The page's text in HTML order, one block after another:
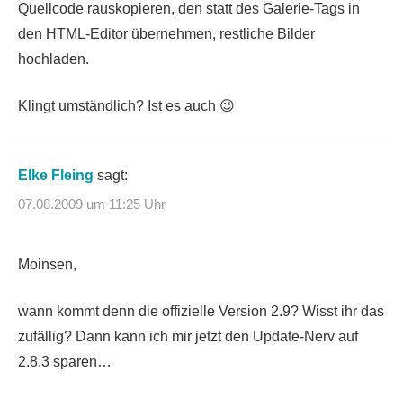
Quellcode rauskopieren, den statt des Galerie-Tags in
den HTML-Editor übernehmen, restliche Bilder
hochladen.
Klingt umständlich? Ist es auch 😉
Elke Fleing sagt:
07.08.2009 um 11:25 Uhr
Moinsen,
wann kommt denn die offizielle Version 2.9? Wisst ihr das
zufällig? Dann kann ich mir jetzt den Update-Nerv auf
2.8.3 sparen…